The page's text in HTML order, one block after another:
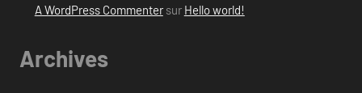
A WordPress Commentersur Hello world!
Archives